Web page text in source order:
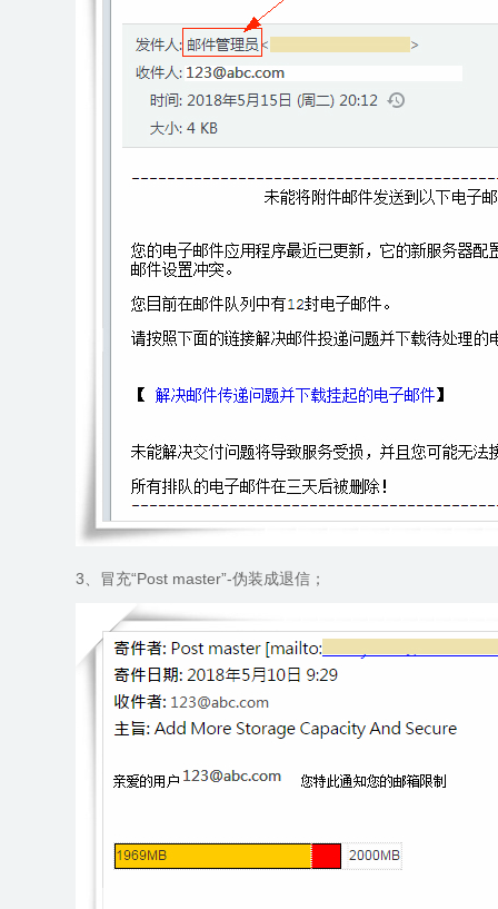
3 、冒充“Post master”-伪装成退信；